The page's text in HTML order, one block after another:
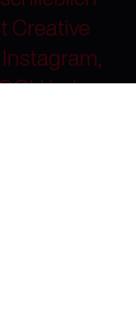
Creative
haben